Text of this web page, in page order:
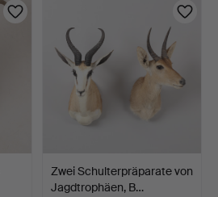
Zwei Schulterpräparate von
Jagdtrophäen, B…